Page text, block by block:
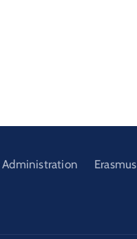
Administration Erasmus